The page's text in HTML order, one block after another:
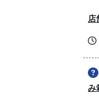
店
み